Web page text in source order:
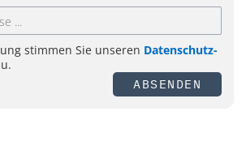
stimmen Sie unseren Datenschutz-
ABSENDEN